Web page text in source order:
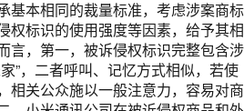
基本相同的裁量标准，考虑涉案商标
权标识的使用强度等因素，给予其相
言，第一，被诉侵权标识完整包含涉
”，二者呼叫、记忆方式相似，若使
相关公众施以一般注意力，容易对商